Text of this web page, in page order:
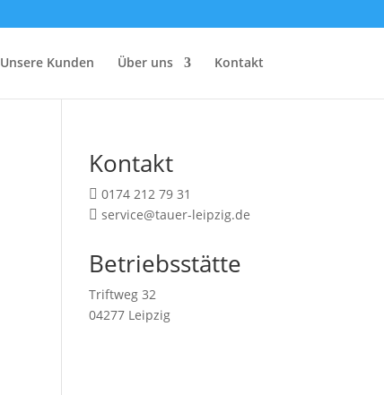
Unsere Kunden Über uns Kontakt
Kontakt
 0174 212 79 31
 service@tauer-leipzig.de
Betriebsstätte
Triftweg 32
04277 Leipzig